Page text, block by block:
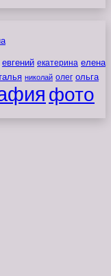
евгений екатерина елена
николай олег ольга
фото